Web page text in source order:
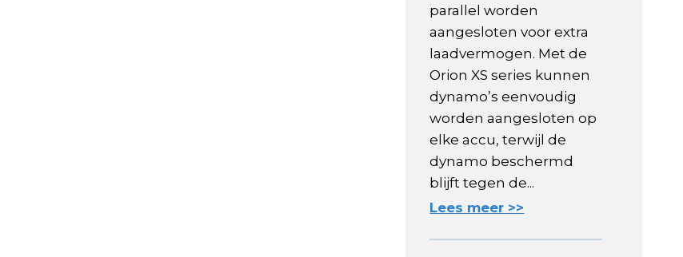
parallel worden
aangesloten voor extra
laadvermogen. Met de
Orion XS series kunnen
dynamo’s eenvoudig
worden aangesloten op
elke accu, terwijl de
dynamo beschermd
blijft tegen de...
Lees meer >>